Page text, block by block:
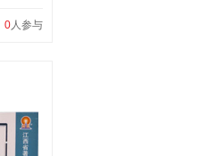
0人参与